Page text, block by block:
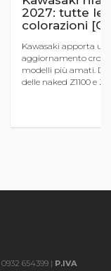
2027: tutte le
colorazioni
Kawasaki apporta un
aggiornamento
modelli più amati.
delle naked Z1100 e
0932 654399 | P.IVA